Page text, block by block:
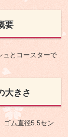
要
ュとコースターで
大きさ
ム直径5.5セン